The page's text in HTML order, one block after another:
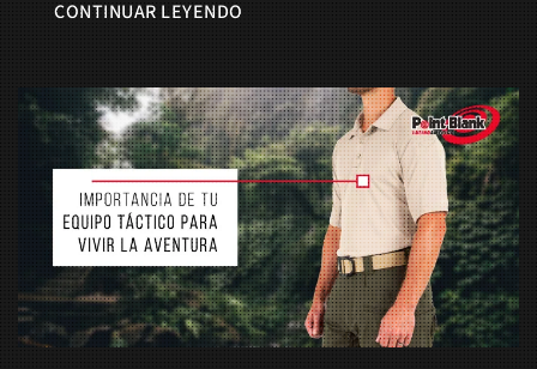
CONTINUAR LEYENDO